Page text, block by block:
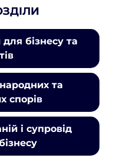
бізнесу та
та
спорів
і супровід